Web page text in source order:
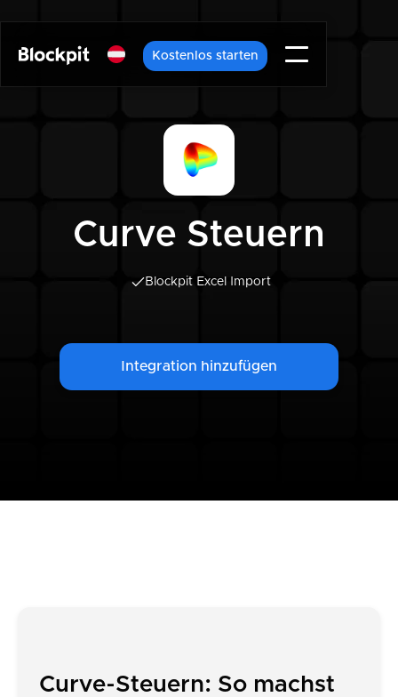
Kostenlos starten
Curve Steuern
Blockpit Excel Import
Integration hinzufügen
Curve-Steuern: So machst